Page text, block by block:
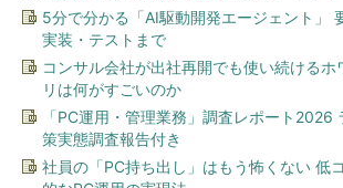
5分で分かる「AI駆動開発エージェント」
実装・テストまで
コンサル会社が出社再開でも使い続けるホ
リは何がすごいのか
「PC運用・管理業務」調査レポート2026
策実態調査報告付き
社員の「PC持ち出し」はもう怖くない 低